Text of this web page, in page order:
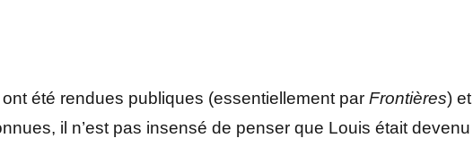
été rendues publiques (essentiellement par Frontières)
il n’est pas insensé de penser que Louis était devenu